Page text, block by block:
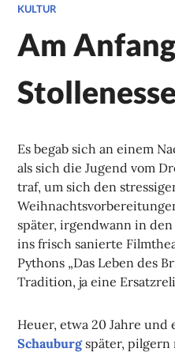
KULTUR
Am
Es begab sich an einem
als sich die Jugend vom
traf, um sich den
später, irgendwann in
ins frisch sanierte
Pythons „Das Leben des
Tradition, ja eine
Heuer, etwa 20 Jahre
Schauburgspäter, pilgern